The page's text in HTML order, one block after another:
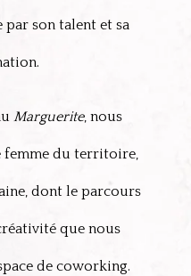
par son talent et sa
Marguerite, nous
femme du territoire,
dont le parcours
que nous
de coworking.